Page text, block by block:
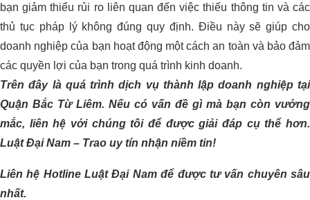
bạn giảm thiểu rủi ro liên quan đến việc thiếu thông tin và các
thủ tục pháp lý không đúng quy định. Điều này sẽ giúp cho
doanh nghiệp của bạn hoạt động một cách an toàn và bảo đảm
các quyền lợi của bạn trong quá trình kinh doanh.
Trên đây là quá trình dịch vụ thành lập doanh nghiệp tại
Quận Bắc Từ Liêm. Nếu có vấn đề gì mà bạn còn vướng
mắc, liên hệ với chúng tôi để được giải đáp cụ thể hơn.
Luật Đại Nam – Trao uy tín nhận niềm tin!
Liên hệ Hotline Luật Đại Nam để được tư vấn chuyên sâu
nhất.